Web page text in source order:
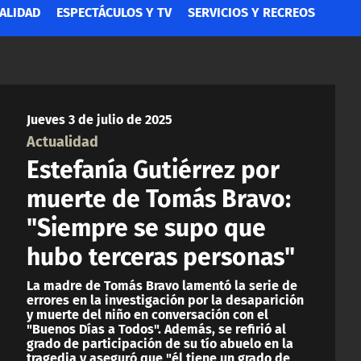
ESPECTÁCULOS Y TV SERVICIOS Y RECREOS
Jueves 3 de julio de 2025
Actualidad
Estefanía Gutiérrez por
muerte de Tomás Bravo:
"Siempre se supo que
hubo terceras personas"
La madre de Tomás Bravo lamentó la serie de
errores en la investigación por la desaparición
y muerte del niño en conversación con el
"Buenos Días a Todos". Además, se refirió al
grado de participación de su tío abuelo en la